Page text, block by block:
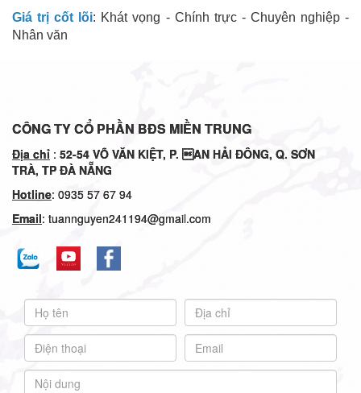
Giá trị cốt lõi: Khát vọng - Chính trực - Chuyên nghiệp -
Nhân văn
CÔNG TY CỔ PHẦN BĐS MIỀN TRUNG
Địa chỉ : 52-54 VÕ VĂN KIỆT, P. AN HẢI ĐÔNG, Q. SƠN
TRÀ, TP ĐÀ NẴNG
Hotline: 0935 57 67 94
Email: tuannguyen241194@gmail.com